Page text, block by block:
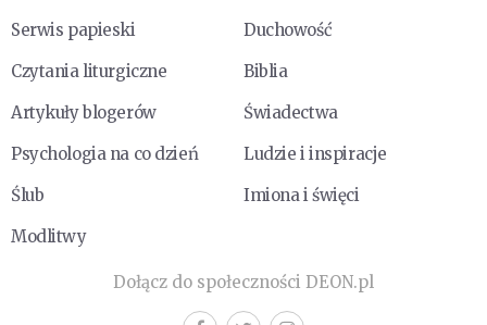
Serwis papieski
Duchowość
Czytania liturgiczne
Biblia
Artykuły blogerów
Świadectwa
Psychologia na co dzień
Ludzie i inspiracje
Ślub
Imiona i święci
Modlitwy
Dołącz do społeczności DEON.pl